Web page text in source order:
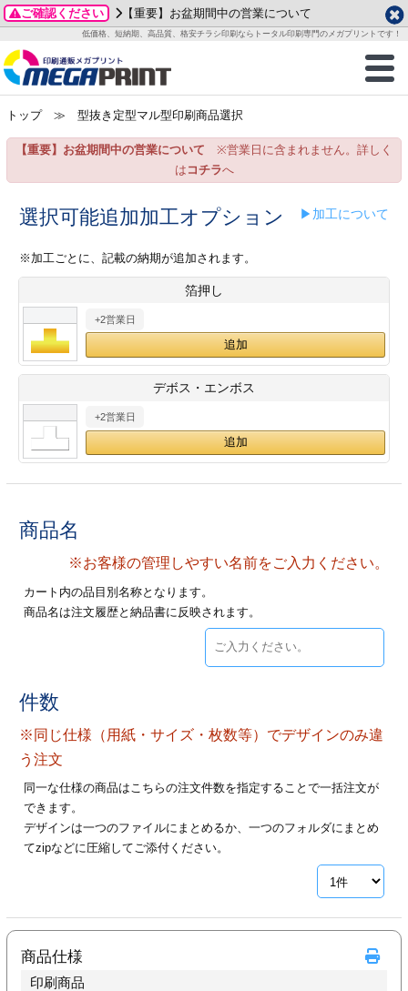
ご確認ください 【重要】お盆期間中の営業について
低価格、短納期、高品質、格安チラシ印刷ならトータル印刷専門のメガプリントです！
商品一覧
グッズ
ステッカー
ックカード印刷
業ツール印刷
＆盛り上げ印刷
ご利用ガイド
お客様へ
いて
方法
/送料について
刷
カード印刷
ックカード名刺
ムカード
型マル型印刷
ード印刷
印刷
ファイル印刷
ァイル印刷
印刷
印刷
リーブ印刷
データ作成ガイド
成前に
ガイド
加工指示ガイド
テンプレート
ード印刷
名刺印刷
ックカード
ード印刷
印刷
形マル型
印刷
名刺印刷
ムカード印刷
刷
カード印刷
フォルダー
ァイル印刷
一覧
わせ
り
プル請求
2026年 8月
月
火 水 木 金
土
1
3
4 5 6 7
8
15
24
25 26 27
29
土
1
2 3
8 9 10 11
12
14
15 16 17 18
19
25
26
28
29 30
トップ≫ 型抜き定型マル型印刷商品選択
【重要】お盆期間中の営業について ※営業日に含まれません。詳しく
は コチラへ
選択可能追加加工オプション ▶加工について
※加工ごとに、記載の納期が追加されます。
箔押し
+2営業日
デボス・エンボス
+2営業日
商品名
※お客様の管理しやすい名前をご入力ください。
カート内の品目別名称となります。
商品名は注文履歴と納品書に反映されます。
件数
※同じ仕様（用紙・サイズ・枚数等）でデザインのみ違
う注文
同一な仕様の商品はこちらの注文件数を指定することで一括注文が
できます。
デザインは一つのファイルにまとめるか、一つのフォルダにまとめ
てzipなどに圧縮してご添付ください。
商品仕様
印刷商品